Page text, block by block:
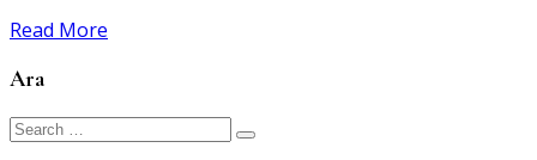
Read More
Ara
Search